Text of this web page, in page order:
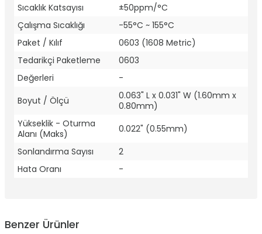
Sıcaklık Katsayısı
±50ppm/°C
Çalışma Sıcaklığı
-55°C ~ 155°C
Paket / Kılıf
0603 (1608 Metric)
Tedarikçi Paketleme
0603
Değerleri
-
Boyut / Ölçü
0.063" L x 0.031" W (1.60mm x
0.80mm)
Yükseklik - Oturma
Alanı (Maks)
0.022" (0.55mm)
Sonlandırma Sayısı
2
Hata Oranı
-
Benzer Ürünler